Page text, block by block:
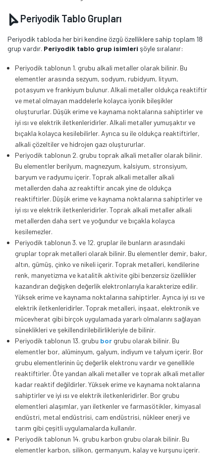
Periyodik Tablo Grupları
Periyodik tabloda her biri kendine özgü özelliklere sahip toplam 18
grup vardır. Periyodik tablo grup isimleri şöyle sıralanır:
Periyodik tablonun 1. grubu alkali metaller olarak bilinir. Bu
elementler arasında sezyum, sodyum, rubidyum, lityum,
potasyum ve frankiyum bulunur. Alkali metaller oldukça reaktiftir
ve metal olmayan maddelerle kolayca iyonik bileşikler
oluştururlar. Düşük erime ve kaynama noktalarına sahiptirler ve
iyi ısı ve elektrik iletkenleridirler. Alkali metaller yumuşaktır ve
bıçakla kolayca kesilebilirler. Ayrıca su ile oldukça reaktiftirler,
alkali çözeltiler ve hidrojen gazı oluştururlar.
Periyodik tablonun 2. grubu toprak alkali metaller olarak bilinir.
Bu elementler berilyum, magnezyum, kalsiyum, stronsiyum,
baryum ve radyumu içerir. Toprak alkali metaller alkali
metallerden daha az reaktiftir ancak yine de oldukça
reaktiftirler. Düşük erime ve kaynama noktalarına sahiptirler ve
iyi ısı ve elektrik iletkenleridirler. Toprak alkali metaller alkali
metallerden daha sert ve yoğundur ve bıçakla kolayca
kesilemezler.
Periyodik tablonun 3. ve 12. gruplar ile bunların arasındaki
gruplar toprak metalleri olarak bilinir. Bu elementler demir, bakır,
altın, gümüş, çinko ve nikeli içerir. Toprak metalleri, kendilerine
renk, manyetizma ve katalitik aktivite gibi benzersiz özellikler
kazandıran değişken değerlik elektronlarıyla karakterize edilir.
Yüksek erime ve kaynama noktalarına sahiptirler. Ayrıca iyi ısı ve
elektrik iletkenleridirler. Toprak metalleri, inşaat, elektronik ve
mücevherat gibi birçok uygulamada yararlı olmalarını sağlayan
süneklikleri ve şekillendirilebilirlikleriyle de bilinir.
Periyodik tablonun 13. grubu bor grubu olarak bilinir. Bu
elementler bor, alüminyum, galyum, indiyum ve talyum içerir. Bor
grubu elementlerinin üç değerlik elektronu vardır ve genellikle
reaktiftirler. Öte yandan alkali metaller ve toprak alkali metaller
kadar reaktif değildirler. Yüksek erime ve kaynama noktalarına
sahiptirler ve iyi ısı ve elektrik iletkenleridirler. Bor grubu
elementleri alaşımlar, yarı iletkenler ve farmasötikler, kimyasal
endüstri, metal endüstrisi, cam endüstrisi, nükleer enerji ve
tarım gibi çeşitli uygulamalarda kullanılır.
Periyodik tablonun 14. grubu karbon grubu olarak bilinir. Bu
elementler karbon, silikon, germanyum, kalay ve kurşunu içerir.